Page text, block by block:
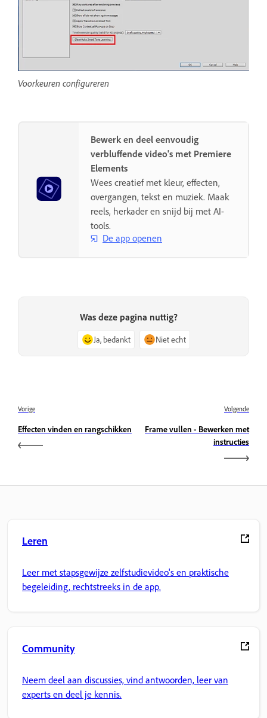
Voorkeuren configureren
Bewerk en deel eenvoudig
verbluffende video's met Premiere
Elements
Wees creatief met kleur, effecten,
overgangen, tekst en muziek. Maak
reels, herkader en snijd bij met AI-
tools.
De app openen
Was deze pagina nuttig?
Ja, bedankt Niet echt
Vorige
Effecten vinden en rangschikken
Volgende
Frame vullen - Bewerken met
instructies
Leren
Leer met stapsgewijze zelfstudievideo's en praktische
begeleiding, rechtstreeks in de app.
Community
Neem deel aan discussies, vind antwoorden, leer van
experts en deel je kennis.